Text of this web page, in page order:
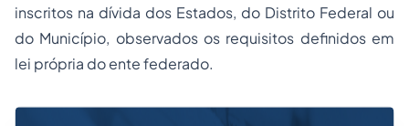
inscritos na dívida dos Estados, do Distrito Federal ou
do Município, observados os requisitos definidos em
lei própria do ente federado.